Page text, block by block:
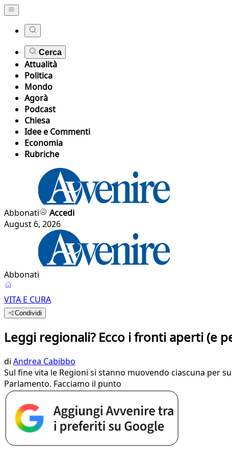
Cerca
Attualità
Politica
Mondo
Agorà
Podcast
Chiesa
Idee e Commenti
Economia
Rubriche
Abbonati
Accedi
August 6, 2026
Abbonati
VITA E CURA
Condividi
Leggi regionali? Ecco i fronti aperti (e
di Andrea Cabibbo
Sul fine vita le Regioni si stanno muovendo ciascuna per
Parlamento. Facciamo il punto